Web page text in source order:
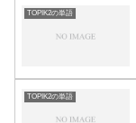
TOPIK2の単語
TOPIK2の単語